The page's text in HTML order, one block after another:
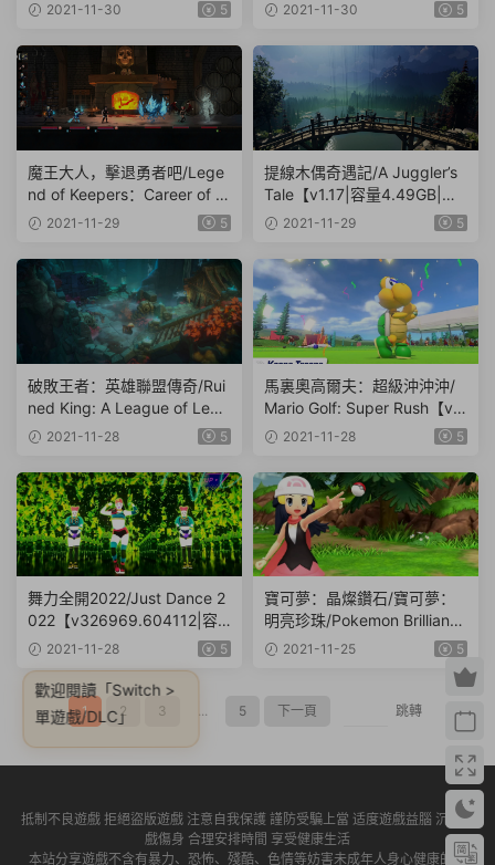
2021-11-30 5 2021-11-30 5
魔王大人，擊退勇者吧/Lege
nd of Keepers：Career of a
Dungeon Master【v1.2.0|整
NSP原版+XCI魔改整合版】
2021-11-29 5
提線木偶奇遇記/A Juggler’s
Tale【v1.17|容量4.49GB|中
文版|NSP原版+XCI魔改整合
2021-11-29 5
破敗王者：英雄聯盟傳奇/Rui
ned King: A League of Lege
nds Story【v1.4|整合4DLC|
版+XCI魔改整合版】
2021-11-28 5
馬裏奧高爾夫：超級沖沖沖/
Mario Golf: Super Rush【v4.
0|容量8.34GB|中文版|NSP
2021-11-28 5
舞力全開2022/Just Dance 2
022【v326969.604112|容
量13.57GB|中文版|NSP原版
2021-11-28 5
寶可夢：晶燦鑽石/寶可夢：
明亮珍珠/Pokemon Brilliant
Diamond and Shining Pearl
文版|NSP原版+XCI魔改整合
版】
2021-11-25 5
1 2 3 ... 5 下一頁 跳轉
抵制不良遊戲 拒絕盜版遊戲 注意自我保護 謹防受騙上當 适度遊戲益腦 沉迷遊
戲傷身 合理安排時間 享受健康生活
本站分享遊戲不含有暴力、恐怖、殘酷、色情等妨害未成年人身心健康的内
歡迎閱讀「Switch >
單遊戲/DLC」